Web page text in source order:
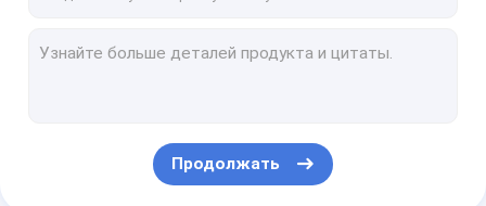
Продолжать